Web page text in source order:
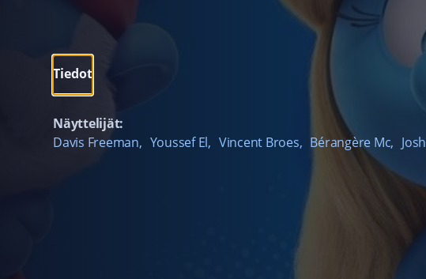
Tiedot
Näyttelijät:
Davis Freeman, Youssef El , Vincent Broes, Bérangère Mc,